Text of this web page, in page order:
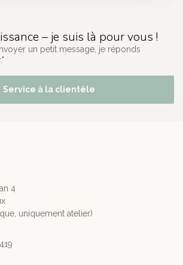
– je suis là pour vous !
un petit message, je réponds
Service à la clientèle
4
uniquement atelier)